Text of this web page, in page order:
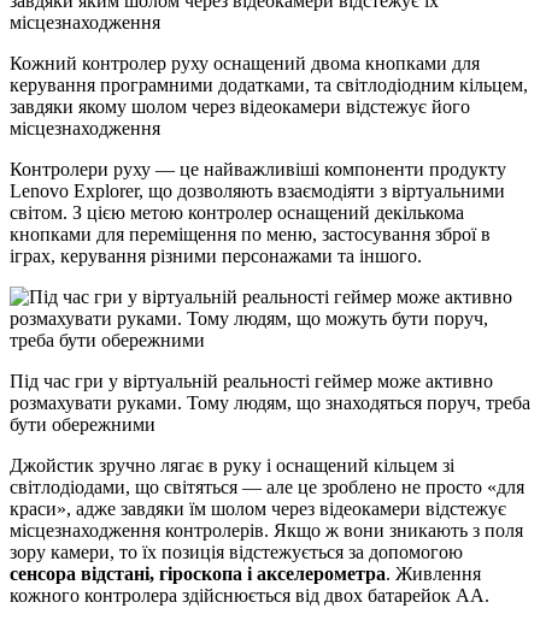
Кожний контролер руху оснащений двома кнопками для
керування програмними додатками, та світлодіодним кільцем,
завдяки якому шолом через відеокамери відстежує його
місцезнаходження
Контролери руху — це найважливіші компоненти продукту
Lenovo Explorer, що дозволяють взаємодіяти з віртуальними
світом. З цією метою контролер оснащений декількома
кнопками для переміщення по меню, застосування зброї в
іграх, керування різними персонажами та іншого.
Під час гри у віртуальній реальності геймер може активно
розмахувати руками. Тому людям, що знаходяться поруч, треба
бути обережними
Джойстик зручно лягає в руку і оснащений кільцем зі
світлодіодами, що світяться — але це зроблено не просто «для
краси», адже завдяки їм шолом через відеокамери відстежує
місцезнаходження контролерів. Якщо ж вони зникають з поля
зору камери, то їх позиція відстежується за допомогою
сенсора відстані, гіроскопа і акселерометра. Живлення
кожного контролера здійснюється від двох батарейок АА.